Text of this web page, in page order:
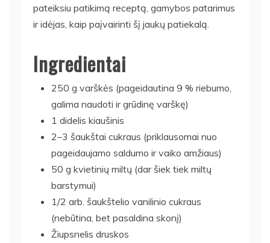
pateiksiu patikimą receptą, gamybos patarimus
ir idėjas, kaip paįvairinti šį jaukų patiekalą.
Ingredientai
250 g varškės (pageidautina 9 % riebumo,
galima naudoti ir grūdinę varškę)
1 didelis kiaušinis
2–3 šaukštai cukraus (priklausomai nuo
pageidaujamo saldumo ir vaiko amžiaus)
50 g kvietinių miltų (dar šiek tiek miltų
barstymui)
1/2 arb. šaukštelio vanilinio cukraus
(nebūtina, bet pasaldina skonį)
Žiupsnelis druskos